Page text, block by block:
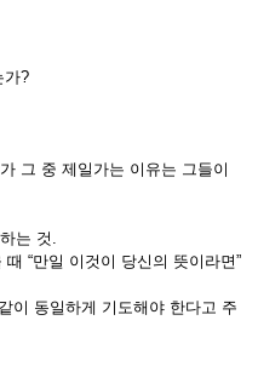
가?
그 중 제일가는 이유는 그들이
는 것.
“만일 이것이 당신의 뜻이라면”
동일하게 기도해야 한다고 주